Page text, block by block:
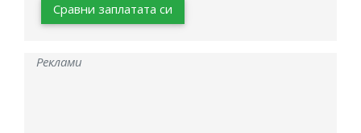
Сравни заплатата си
Реклами